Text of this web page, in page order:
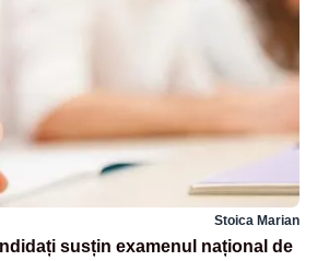
Stoica Marian
susțin examenul național de